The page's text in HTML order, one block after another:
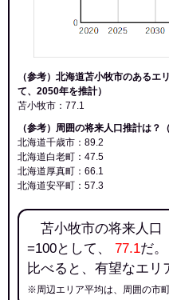
（参考）北海道苫小牧市のある
て、2050年を推計）
苫小牧市：77.1
（参考）周囲の将来人口推計は？
北海道千歳市：89.2
北海道白老町：47.5
北海道厚真町：66.1
北海道安平町：57.3
苫小牧市の将来人口
=100として、 77.1だ
比べると、有望なエリ
※周辺エリア平均は、周囲の市